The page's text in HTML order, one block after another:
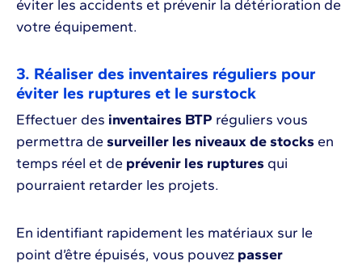
éviter les accidents et prévenir la détérioration de
votre équipement.
3. Réaliser des inventaires réguliers pour
éviter les ruptures et le surstock
Effectuer des inventaires BTP réguliers vous
permettra de surveiller les niveaux de stocks en
temps réel et de prévenir les ruptures qui
pourraient retarder les projets.
En identifiant rapidement les matériaux sur le
point d’être épuisés, vous pouvez passer